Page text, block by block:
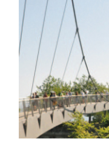
Das